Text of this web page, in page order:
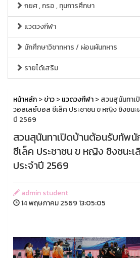
กยศ , กรอ , ทุนการศึกษา
แวดวงกีฬา
นักศึกษาวิชาทหาร / ผ่อนผันทหาร
รายได้เสริม
หน้าหลัก>ข่าว>แวดวงกีฬา> สวนสุนันทา
วอลเลย์บอล ซีเล็ค ประชาชน ข หญิง ชิงชนะ
ปี 2569
สวนสุนันทาเปิดบ้านต้อนรับทัพ
ซีเล็ค ประชาชน ข หญิง ชิงชนะเ
ประจำปี 2569
admin student
14 พฤษภาคม 2569 13:05:05